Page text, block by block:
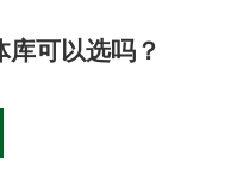
库可以选吗？